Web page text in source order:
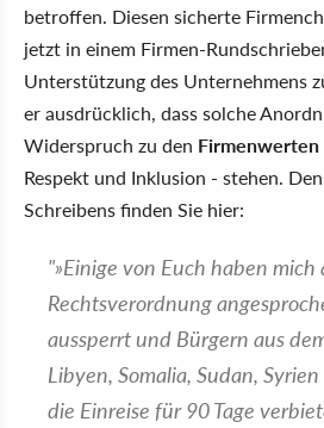
betroffen. Diesen sicherte
jetzt in einem Firmen-
Unterstützung des Unternehmens
er ausdrücklich, dass solche
Widerspruch zu den Firmenwerten
Respekt und Inklusion - stehen.
Schreibens finden Sie hier:
"»Einige von Euch haben
Rechtsverordnung
aussperrt und Bürgern aus
Libyen, Somalia, Sudan,
die Einreise für 90 Tage